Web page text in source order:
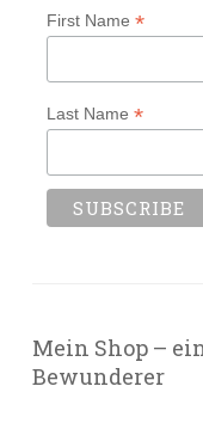
First Name *
Last Name *
Mein Shop –
Bewunderer